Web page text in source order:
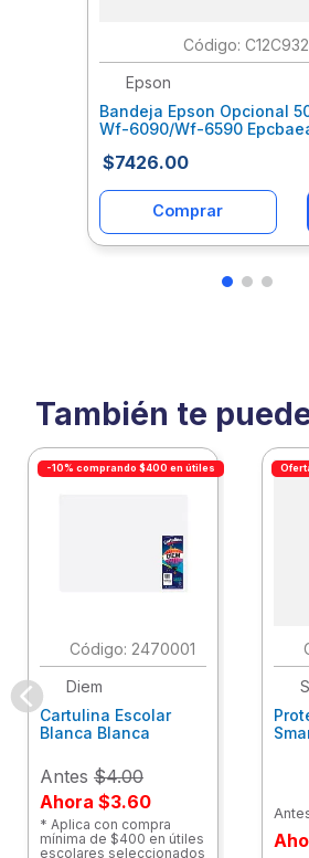
:
Epson
Bandeja Epson Opcional
Wf-6090/Wf-6590
$7426.00
Comprar
También te
-10% comprando $400 en útiles
: 2470001
Diem
Cartulina Escolar
Blanca Blanca
Antes $4.00
Ahora $3.60
* Aplica con compra
mínima de $400 en útiles
escolares seleccionados